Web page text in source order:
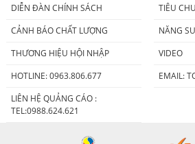
DIỄN ĐÀN CHÍNH SÁCH
TIÊU
CẢNH BÁO CHẤT LƯỢNG
NĂNG
THƯƠNG HIỆU HỘI NHẬP
VIDEO
HOTLINE: 0963.806.677
EMAIL:
LIÊN HỆ QUẢNG CÁO :
TEL:0988.624.621